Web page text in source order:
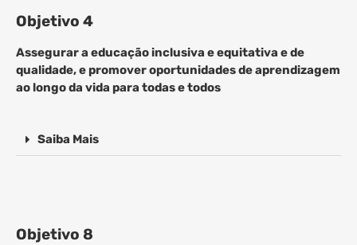
Objetivo 4
Assegurar a educação inclusiva e equitativa e de
qualidade, e promover oportunidades de aprendizagem
ao longo da vida para todas e todos
Saiba Mais
Objetivo 8